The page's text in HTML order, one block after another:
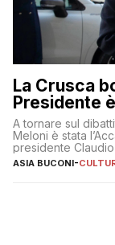
La Crusca
Presidente
A tornare sul
Meloni è stata
presidente
ASIA BUCONI-